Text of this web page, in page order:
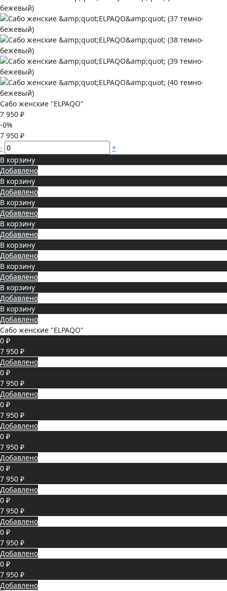
Сабо женские "ELPAQO"
7 950 ₽
-0%
7 950 ₽
-
+
В корзину
Добавлено
В корзину
Добавлено
В корзину
Добавлено
В корзину
Добавлено
В корзину
Добавлено
В корзину
Добавлено
В корзину
Добавлено
В корзину
Добавлено
Сабо женские "ELPAQO"
0 ₽
7 950 ₽
Добавлено
0 ₽
7 950 ₽
Добавлено
0 ₽
7 950 ₽
Добавлено
0 ₽
7 950 ₽
Добавлено
0 ₽
7 950 ₽
Добавлено
0 ₽
7 950 ₽
Добавлено
0 ₽
7 950 ₽
Добавлено
0 ₽
7 950 ₽
Добавлено